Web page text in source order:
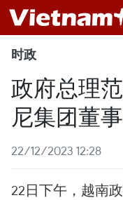
时政
政府总理
尼集团董
22/12/2023 12:28
22日下午，越南